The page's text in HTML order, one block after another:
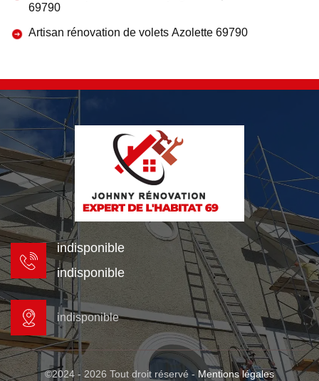
69790
Artisan rénovation de volets Azolette 69790
indisponible
indisponible
indisponible
©2024 - 2026 Tout droit réservé - Mentions légales